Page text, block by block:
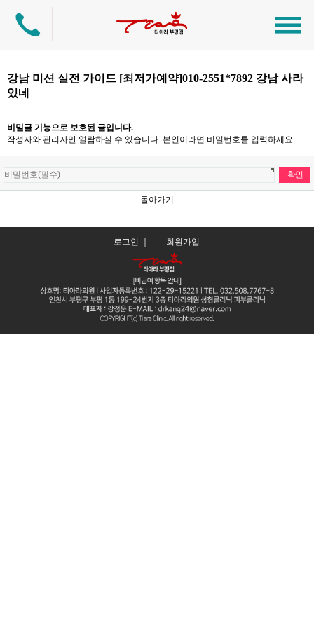
강남 미션 실전 가이드 [최저가예약]010-2551*7892 강남 사라
있네
비밀글 기능으로 보호된 글입니다.
작성자와 관리자만 열람하실 수 있습니다. 본인이라면 비밀번호를 입력하세요.
돌아가기
로그인 ｜ 회원가입